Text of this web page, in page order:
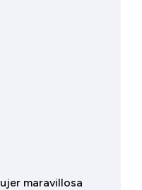
maravillosa